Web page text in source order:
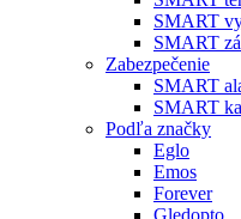
SMART
SMART
Zabezpečenie
SMART
SMART
Podľa značky
Eglo
Emos
Forever
Gledopto